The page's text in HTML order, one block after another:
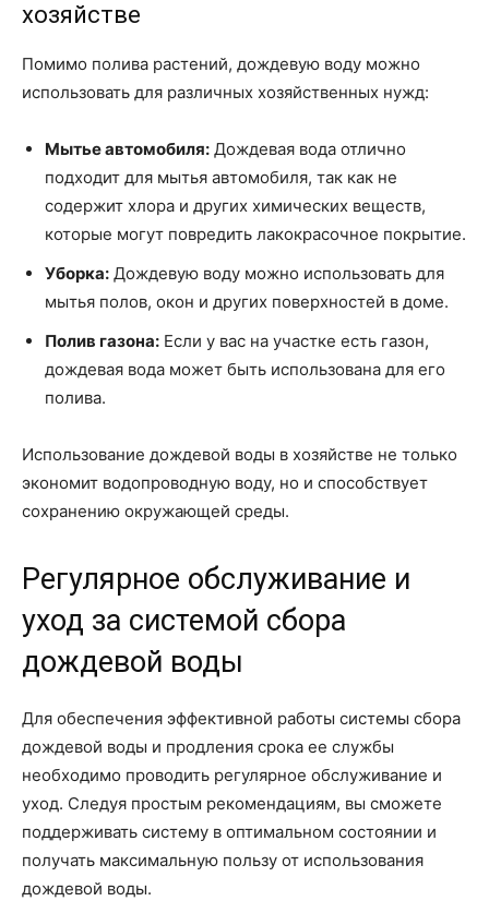
хозяйстве
Помимо полива растений, дождевую воду можно
использовать для различных хозяйственных нужд:
Мытье автомобиля: Дождевая вода отлично
подходит для мытья автомобиля, так как не
содержит хлора и других химических веществ,
которые могут повредить лакокрасочное покрытие.
Уборка: Дождевую воду можно использовать для
мытья полов, окон и других поверхностей в доме.
Полив газона: Если у вас на участке есть газон,
дождевая вода может быть использована для его
полива.
Использование дождевой воды в хозяйстве не только
экономит водопроводную воду, но и способствует
сохранению окружающей среды.
Регулярное обслуживание и
уход за системой сбора
дождевой воды
Для обеспечения эффективной работы системы сбора
дождевой воды и продления срока ее службы
необходимо проводить регулярное обслуживание и
уход. Следуя простым рекомендациям, вы сможете
поддерживать систему в оптимальном состоянии и
получать максимальную пользу от использования
дождевой воды.